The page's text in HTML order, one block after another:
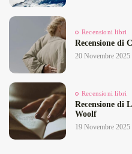
Recensioni libri
Recensione di
20 Novembre 2025
Recensioni libri
Recensione di
Woolf
19 Novembre 2025